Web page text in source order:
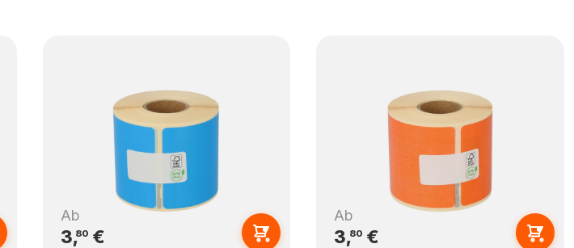
Ab
3,80 €
Ab
3,80€